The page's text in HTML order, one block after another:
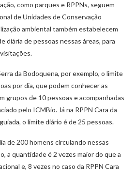
como parques e RPPNs, seguem
de Unidades de Conservação
ambiental também estabelecem
diária de pessoas nessas áreas, para
da Bodoquena, por exemplo, o limite
por dia, que podem conhecer as
grupos de 10 pessoas e acompanhadas
pelo ICMBio. Já na RPPN Cara da
o limite diário é de 25 pessoas.
de 200 homens circulando nessas
a quantidade é 2 vezes maior do que a
e, 8 vezes no caso da RPPN Cara